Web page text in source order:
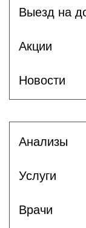
Выезд на
Акции
Новости
Анализы
Услуги
Врачи